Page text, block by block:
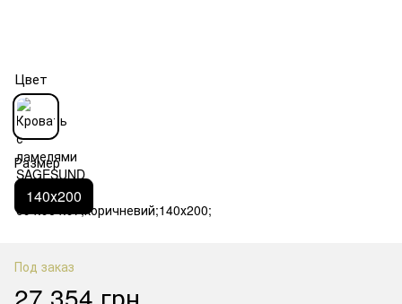
Цвет
Размер
140х200
Под заказ
27 354 грн